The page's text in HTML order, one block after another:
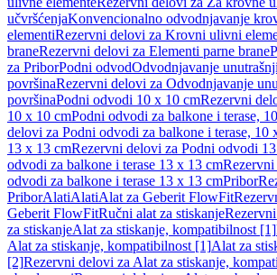
učvršćenjaKonvencionalno odvodnjavanje
elementiRezervni delovi za Krovni ulivni
braneRezervni delovi za Elementi parne brane
za PriborPodni odvodOdvodnjavanje
površinaRezervni delovi za Odvodnjavanje
površinaPodni odvodi 10 x 10 cmRezervni
10 x 10 cmPodni odvodi za balkone i terase,
delovi za Podni odvodi za balkone i terase, 10
13 x 13 cmRezervni delovi za Podni odvodi
odvodi za balkone i terase 13 x 13 cm
odvodi za balkone i terase 13 x 13 cmPribor
PriborAlatiAlatiAlat za Geberit FlowFit
Geberit FlowFitRučni alat za stiskanje
za stiskanjeAlat za stiskanje, kompatibilnost [1]
Alat za stiskanje, kompatibilnost [1]Alat za
[2]Rezervni delovi za Alat za stiskanje,